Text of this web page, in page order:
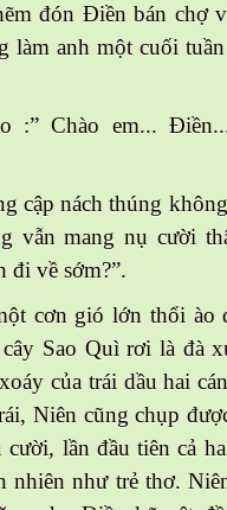
đón Điền bán chợ
làm anh một cuối
:” Chào em...
cập nách thúng
vẫn mang nụ cười
đi về sớm?”.
cơn gió lớn thổi ào
Sao Quì rơi là đà
của trái dầu hai
Niên cũng chụp
lần đầu tiên cả
nhiên như trẻ thơ.